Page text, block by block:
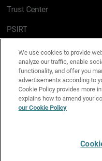
Trust Center
PSIRT
Cookie Policy
Privacy Policy
Media & Brand Kit
Manage Email Preferences
We use cookies to provide
analyze our traffic, enable
functionality, and offer you
advertisements according to
Cookie Policy provides more
explains how to amend your
our Cookie Policy